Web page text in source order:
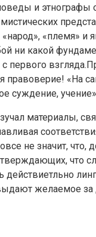
и
«племя»
ни какой
первого
правоверие! «На
суждение,
материалы,
не значит,
что
желаемое